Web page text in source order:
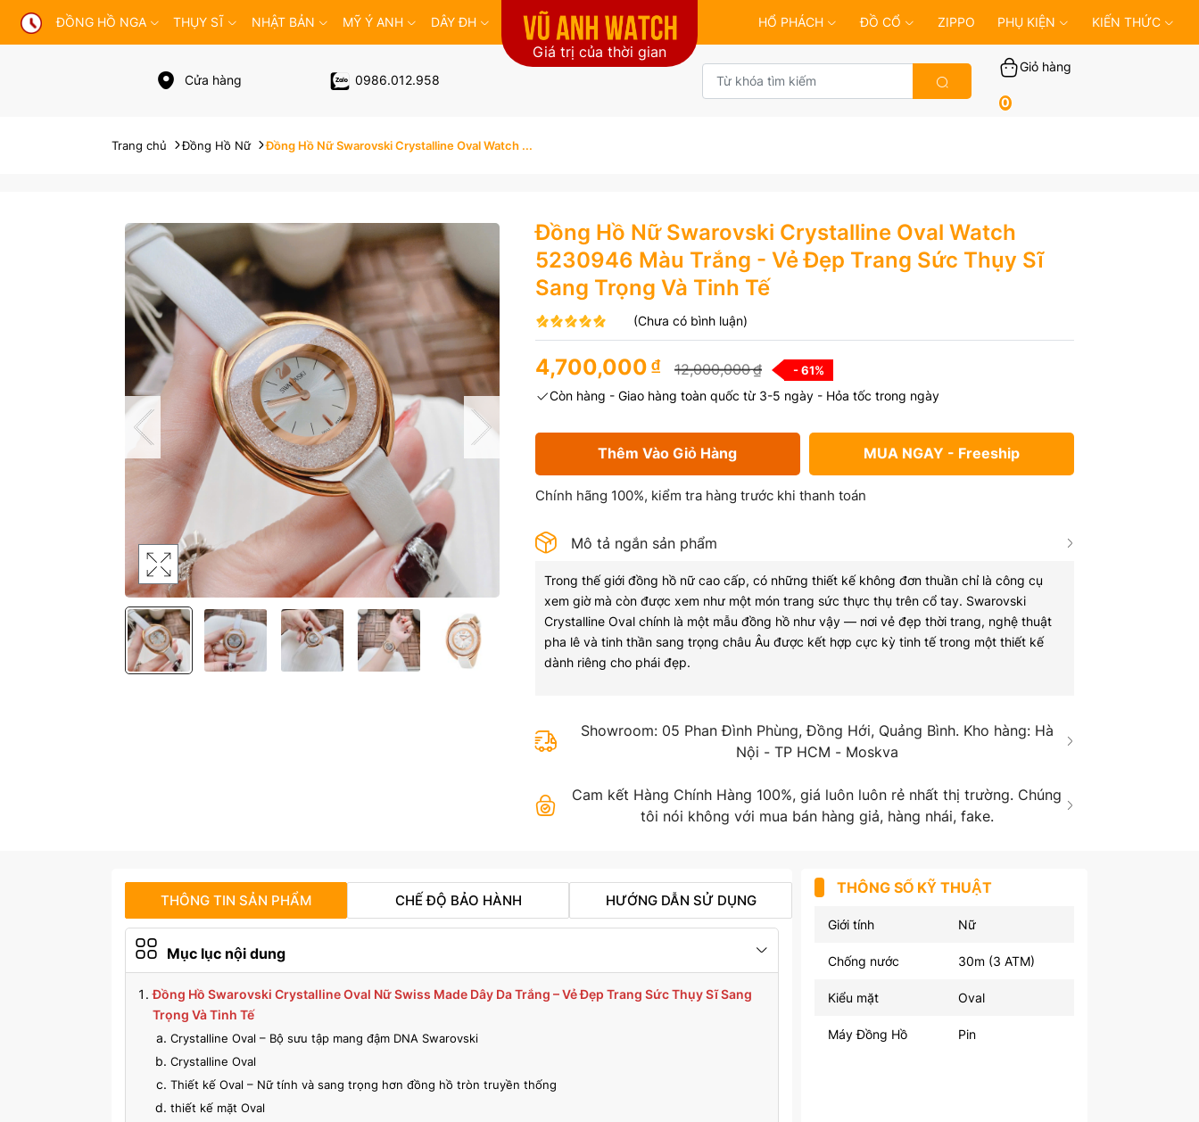
ĐỒNG HỒ NGA THỤY SĨ NHẬT BẢN MỸ Ý ANH DÂY ĐH
Giá trị của thời gian
HỔ PHÁCH ĐỒ CỔ ZIPPO PHỤ KIỆN KIẾN THỨC
Cửa hàng 0986.012.958
Giỏ hàng
0
Trang chủ Đồng Hồ Nữ Đồng Hồ Nữ Swarovski Crystalline Oval Watch ...
Đồng Hồ Nữ Swarovski Crystalline Oval Watch
5230946 Màu Trắng - Vẻ Đẹp Trang Sức Thụy Sĩ
Sang Trọng Và Tinh Tế
(Chưa có bình luận)
4,700,000₫ 12,000,000₫ - 61%
Còn hàng - Giao hàng toàn quốc từ 3-5 ngày - Hỏa tốc trong ngày
Thêm Vào Giỏ Hàng MUA NGAY - Freeship
Chính hãng 100%, kiểm tra hàng trước khi thanh toán
Mô tả ngắn sản phẩm
Trong thế giới đồng hồ nữ cao cấp, có những thiết kế không đơn thuần chỉ là công cụ
xem giờ mà còn được xem như một món trang sức thực thụ trên cổ tay. Swarovski
Crystalline Oval chính là một mẫu đồng hồ như vậy — nơi vẻ đẹp thời trang, nghệ thuật
pha lê và tinh thần sang trọng châu Âu được kết hợp cực kỳ tinh tế trong một thiết kế
dành riêng cho phái đẹp.
Showroom: 05 Phan Đình Phùng, Đồng Hới, Quảng Bình. Kho hàng: Hà
Nội - TP HCM - Moskva
Cam kết Hàng Chính Hàng 100%, giá luôn luôn rẻ nhất thị trường. Chúng
tôi nói không với mua bán hàng giả, hàng nhái, fake.
THÔNG TIN SẢN PHẨM CHẾ ĐỘ BẢO HÀNH HƯỚNG DẪN SỬ DỤNG
Mục lục nội dung
Đồng Hồ Swarovski Crystalline Oval Nữ Swiss Made Dây Da Trắng – Vẻ Đẹp Trang Sức Thụy Sĩ Sang
Trọng Và Tinh Tế
Crystalline Oval – Bộ sưu tập mang đậm DNA Swarovski
Crystalline Oval
Thiết kế Oval – Nữ tính và sang trọng hơn đồng hồ tròn truyền thống
thiết kế mặt Oval
THÔNG SỐ KỸ THUẬT
Giới tính Nữ
Chống nước 30m (3 ATM)
Kiểu mặt Oval
Máy Đồng Hồ Pin